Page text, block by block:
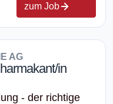
zum Job
AG
in
- der richtige